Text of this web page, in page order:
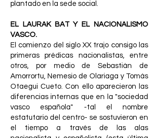
plantado en la sede social.
EL LAURAK BAT Y EL NACIONALISMO
VASCO.
El comienzo del siglo XX trajo consigo las
primeras prédicas nacionalistas, entre
otros, por medio de Sebastián de
Amorrortu, Nemesio de Olariaga y Tomás
Otaegui Cueto. Con ello aparecieron las
diferencias internas que en la "sociedad
vasco española" -tal el nombre
estatutario del centro- se sostuvieron en
el tiempo a través de las alas